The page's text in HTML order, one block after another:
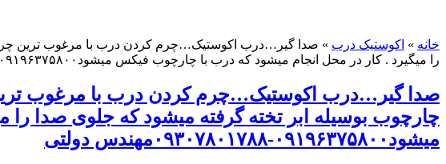
خانه » اکوستیک درب » صدا گیر…درب اکوستیک…چرم کردن درب با مرغوب ترین
را میگیرد . کار در محل انجام میشود که درب با چارچوب فیکس میشود۰۹۱۹۶۳۷۵۸۰۰-۰۹۳۰۷۸۰۱۷۸۸مهندس دولتی
صدا گیر…درب اکوستیک…چرم کردن درب با مرغوب
چارچوب بوسیله ابر تخته گرفته میشود که جلوی صدا
میشود۰۹۱۹۶۳۷۵۸۰۰-۰۹۳۰۷۸۰۱۷۸۸مهندس دولتی